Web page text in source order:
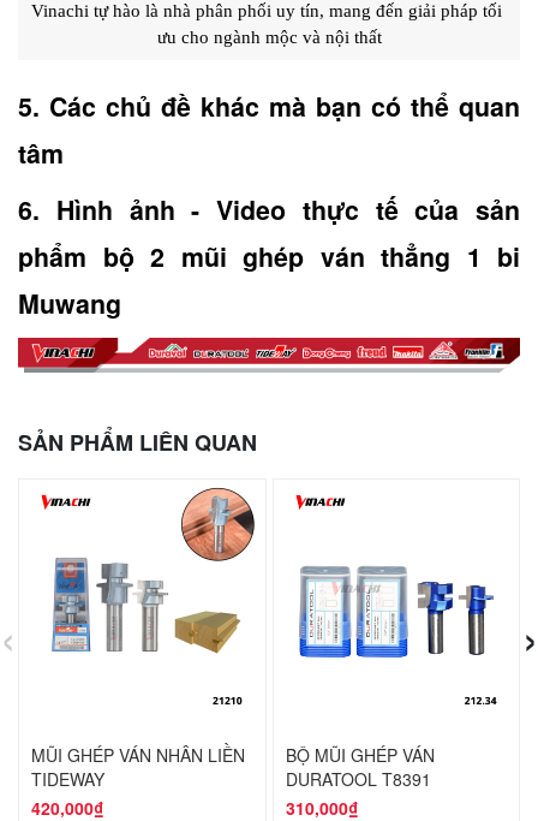
Vinachi tự hào là nhà phân phối uy tín, mang đến giải pháp tối
ưu cho ngành mộc và nội thất
5. Các chủ đề khác mà bạn có thể quan
tâm
6. Hình ảnh - Video thực tế của sản
phẩm bộ 2 mũi ghép ván thẳng 1 bi
Muwang
SẢN PHẨM LIÊN QUAN
MŨI GHÉP VÁN NHÂN LIỀN
TIDEWAY
420,000₫
BỘ MŨI GHÉP VÁN
DURATOOL T8391
310,000₫
‹ ›